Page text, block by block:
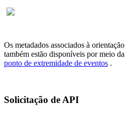
Os metadados associados à orientação
também estão disponíveis por meio da
ponto de extremidade de eventos .
Solicitação de API